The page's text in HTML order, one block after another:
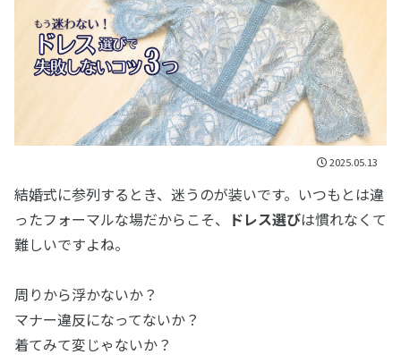
2025.05.13
結婚式に参列するとき、迷うのが装いです。いつもとは違
ったフォーマルな場だからこそ、
ドレス選びは慣れなくて
難しいですよね。
周りから浮かないか？
マナー違反になってないか？
着てみて変じゃないか？